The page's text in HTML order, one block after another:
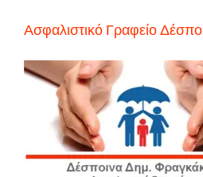
Ασφαλιστικό Γραφείο